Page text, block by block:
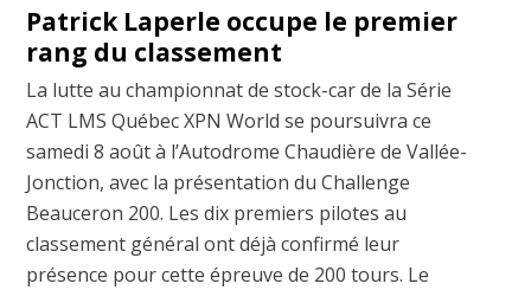
Patrick Laperle occupe le premier
rang du classement
La lutte au championnat de stock-car de la Série
ACT LMS Québec XPN World se poursuivra ce
samedi 8 août à l’Autodrome Chaudière de Vallée-
Jonction, avec la présentation du Challenge
Beauceron 200. Les dix premiers pilotes au
classement général ont déjà confirmé leur
présence pour cette épreuve de 200 tours. Le